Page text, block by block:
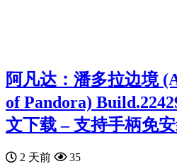
阿凡达：潘多拉边境
of Pandora)
文下载 – 支持手柄免
2 天前 35